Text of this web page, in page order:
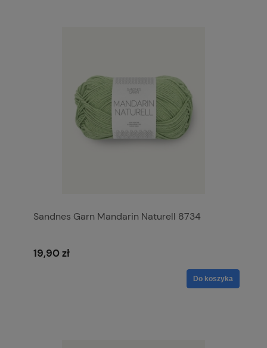
Sandnes Garn Mandarin Naturell 8734
19,90 zł
Do koszyka